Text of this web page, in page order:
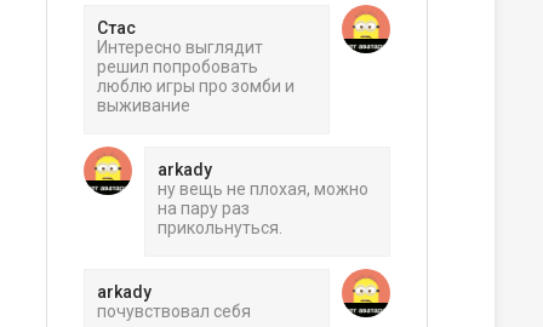
Стас
Интересно выглядит
решил попробовать
люблю игры про зомби и
выживание
arkady
ну вещь не плохая, можно
на пару раз
прикольнуться.
arkady
почувствовал себя